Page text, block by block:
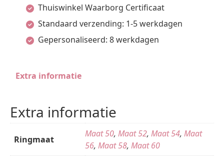
aantal Thuiswinkel Waarborg Certificaat
Standaard verzending: 1-5 werkdagen
Gepersonaliseerd: 8 werkdagen
Extra informatie
Extra informatie
Ringmaat
Maat 50, Maat 52, Maat 54, Maat
56, Maat 58, Maat 60